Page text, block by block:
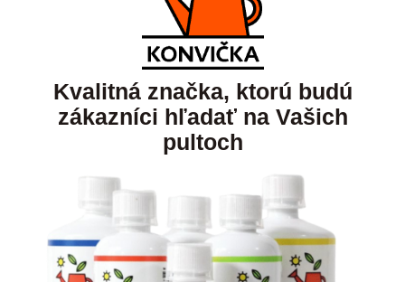
Kvalitná značka, ktorú budú
zákazníci hľadať na Vašich
pultoch